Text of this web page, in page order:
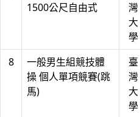
1500公尺自由式
灣
大
學
8
一般男生組競技體
操 個人單項競賽(跳
馬)
臺
灣
大
學